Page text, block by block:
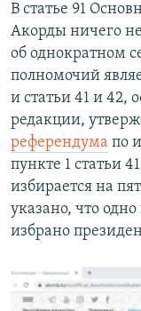
В статье 91
Акорды ничего
об однократном
полномочий
и статьи 41 и 42,
редакции,
референдума по
пункте 1 статьи
избирается на
указано, что
избрано